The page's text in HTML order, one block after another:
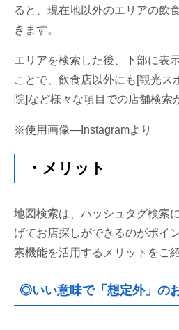
ると、現在地以外のエリアの飲
きます。
エリアを検索した後、下部に表
ことで、飲食店以外にも[観光ス
院]など様々な項目での店舗検索
※使用画像―Instagramより
・メリット
地図検索は、ハッシュタグ検索
げてお店探しができるのがポイ
索機能を活用するメリットをご
◎いい意味で「想定外」の